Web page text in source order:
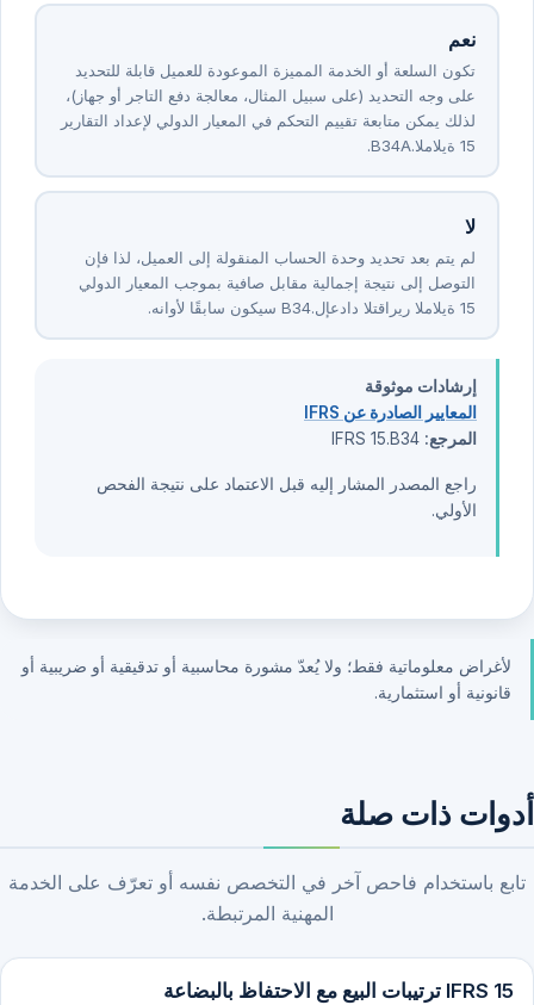
نعم
تكون السلعة أو الخدمة المميزة الموعودة للعميل قابلة للتحديد
على وجه التحديد (على سبيل المثال، معالجة دفع التاجر أو جهاز)،
لذلك يمكن متابعة تقييم التحكم في المعيار الدولي لإعداد التقارير
المالية ⁦15⁩.B34A.
لا
لم يتم بعد تحديد وحدة الحساب المنقولة إلى العميل، لذا فإن
التوصل إلى نتيجة إجمالية مقابل صافية بموجب المعيار الدولي
لإعداد التقارير المالية ⁦15⁩.B34 سيكون سابقًا لأوانه.
إرشادات موثوقة
المعايير الصادرة عن IFRS
المرجع:
راجع المصدر المشار إليه قبل الاعتماد على نتيجة الفحص
الأولي.
لأغراض معلوماتية فقط؛ ولا يُعدّ مشورة محاسبية أو تدقيقية أو ضريبية أو
قانونية أو استثمارية.
أدوات ذات صلة
تابع باستخدام فاحص آخر في التخصص نفسه أو تعرّف على الخدمة
المهنية المرتبطة.
IFRS 15 ترتيبات البيع مع الاحتفاظ بالبضاعة